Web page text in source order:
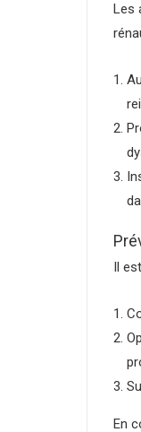
Les
Il
En